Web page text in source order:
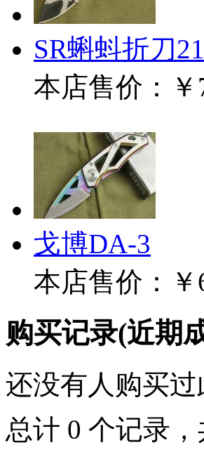
SR蝌蚪折刀
本店售价：
戈博DA-3
本店售价：
购买记录(近期
还没有人购买过
总计 0 个记录